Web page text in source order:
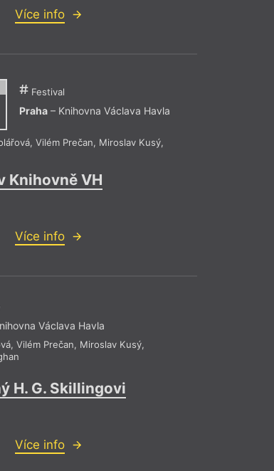
Více info
Festival
Praha – Knihovna Václava Havla
,Vilém Prečan, Miroslav Kusý,
Knihovně VH
Více info
Václava Havla
,Vilém Prečan, Miroslav Kusý,
H. G. Skillingovi
Více info